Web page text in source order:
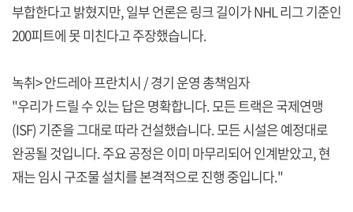
부합한다고 밝혔지만, 일부 언론은 링크 길이가 NHL 리그 기준인
200피트에 못 미친다고 주장했습니다.
녹취> 안드레아 프란치시 / 경기 운영 총책임자
"우리가 드릴 수 있는 답은 명확합니다. 모든 트랙은 국제연맹
(ISF) 기준을 그대로 따라 건설했습니다. 모든 시설은 예정대로
완공될 것입니다. 주요 공정은 이미 마무리되어 인계받았고, 현
재는 임시 구조물 설치를 본격적으로 진행 중입니다."